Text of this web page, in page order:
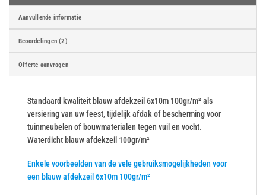
Aanvullende informatie
Beoordelingen (2)
Offerte aanvragen
Standaard kwaliteit blauw afdekzeil 6x10m 100gr/m² als
versiering van uw feest, tijdelijk afdak of bescherming voor
tuinmeubelen of bouwmaterialen tegen vuil en vocht.
Waterdicht blauw afdekzeil 100gr/m²
Enkele voorbeelden van de vele gebruiksmogelijkheden voor
een blauw afdekzeil 6x10m 100gr/m²